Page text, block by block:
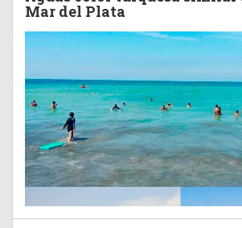
Mar del Plata